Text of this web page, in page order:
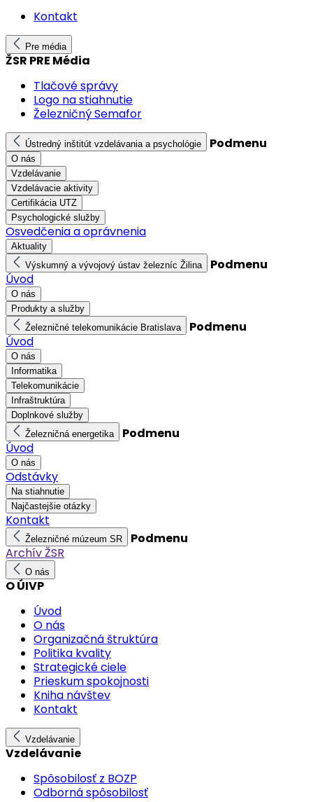
Kontakt
Pre média
ŽSR PRE Média
Tlačové správy
Logo na stiahnutie
Železničný Semafor
Ústredný inštitút vzdelávania a psychológie Podmenu
O nás
Vzdelávanie
Vzdelávacie aktivity
Certifikácia UTZ
Psychologické služby
Osvedčenia a oprávnenia
Aktuality
Výskumný a vývojový ústav železníc Žilina
Podmenu
Úvod
O nás
Produkty a služby
Železničné telekomunikácie Bratislava
Podmenu
Úvod
O nás
Informatika
Telekomunikácie
Infraštruktúra
Doplnkové služby
Železničná energetika
Podmenu
Úvod
O nás
Odstávky
Na stiahnutie
Najčastejšie otázky
Kontakt
Železničné múzeum SR
Podmenu
Archív ŽSR
O nás
O ÚIVP
Úvod
O nás
Organizačná štruktúra
Politika kvality
Strategické ciele
Prieskum spokojnosti
Kniha návštev
Kontakt
Vzdelávanie
Vzdelávanie
Spôsobilosť z BOZP
Odborná spôsobilosť